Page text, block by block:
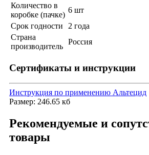
Количество в
коробке (пачке)
6 шт
Срок годности
2 года
Страна
производитель
Россия
Сертификаты и инструкции
Инструкция по применению Альтецид
Размер: 246.65 кб
Рекомендуемые и
товары